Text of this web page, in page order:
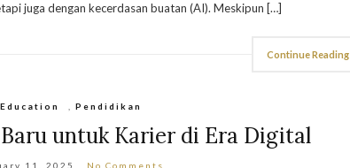
juga dengan kecerdasan buatan (AI). Meskipun […]
Continue Reading
Education Pendidikan
untuk Karier di Era Digital
11, 2025 No Comments